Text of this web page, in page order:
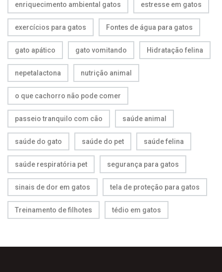
enriquecimento ambiental gatos estresse em gatos
exercícios para gatos Fontes de água para gatos
gato apático gato vomitando Hidratação felina
nepetalactona nutrição animal
o que cachorro não pode comer
passeio tranquilo com cão saúde animal
saúde do gato saúde do pet saúde felina
saúde respiratória pet segurança para gatos
sinais de dor em gatos tela de proteção para gatos
Treinamento de filhotes tédio em gatos